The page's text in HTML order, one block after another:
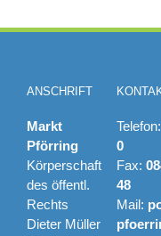
ANSCHRIFT
Markt
Pförring
Körperschaft
des öffentl.
Rechts
Dieter Müller
Telefon:
0
Fax:
48
Mail: